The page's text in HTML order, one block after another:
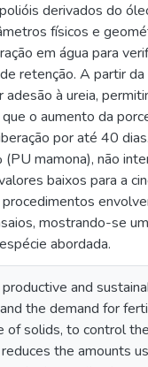
derivados do
físicos e
em água para
retenção. A partir
à ureia,
o aumento da
por até 40
mamona), não
baixos para a
mostrando-se
abordada.
and
the demand for
solids, to control
the amounts